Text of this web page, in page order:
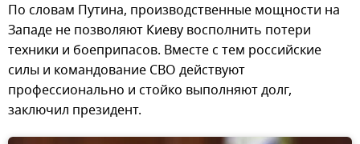
По словам Путина, производственные мощности на
Западе не позволяют Киеву восполнить потери
техники и боеприпасов. Вместе с тем российские
силы и командование СВО действуют
профессионально и стойко выполняют долг,
заключил президент.